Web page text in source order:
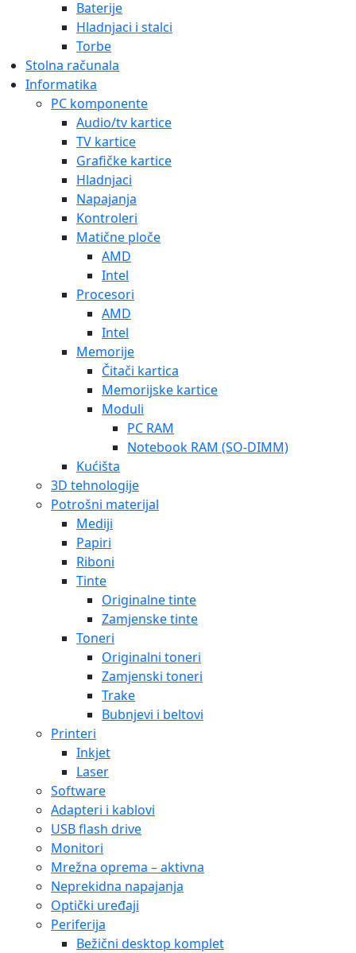
Baterije
Hladnjaci i stalci
Torbe
Stolna računala
Informatika
PC komponente
Audio/tv kartice
TV kartice
Grafičke kartice
Hladnjaci
Napajanja
Kontroleri
Matične ploče
AMD
Intel
Procesori
AMD
Intel
Memorije
Čitači kartica
Memorijske kartice
Moduli
PC RAM
Notebook RAM (SO-DIMM)
Kućišta
3D tehnologije
Potrošni materijal
Mediji
Papiri
Riboni
Tinte
Originalne tinte
Zamjenske tinte
Toneri
Originalni toneri
Zamjenski toneri
Trake
Bubnjevi i beltovi
Printeri
Inkjet
Laser
Software
Adapteri i kablovi
USB flash drive
Monitori
Mrežna oprema – aktivna
Neprekidna napajanja
Optički uređaji
Periferija
Bežični desktop komplet